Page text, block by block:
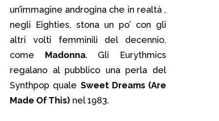
un’immagine androgina che in realtà ,
negli Eighties, stona un po’ con gli
altri volti femminili del decennio,
come Madonna. Gli Eurythmics
regalano al pubblico una perla del
Synthpop quale Sweet Dreams (Are
Made Of This) nel 1983.